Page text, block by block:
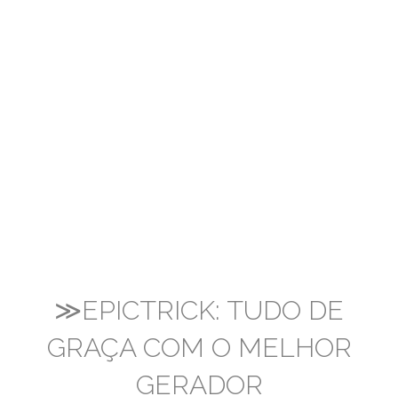
≫EPICTRICK: TUDO DE
GRAÇA COM O MELHOR
GERADOR